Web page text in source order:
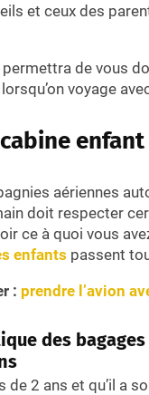
et ceux des
de vous
lorsqu’on voyage
aériennes
doit respecter
ce à quoi vous
enfants passent
: prendre l’avion
des
de 2 ans et qu’il a